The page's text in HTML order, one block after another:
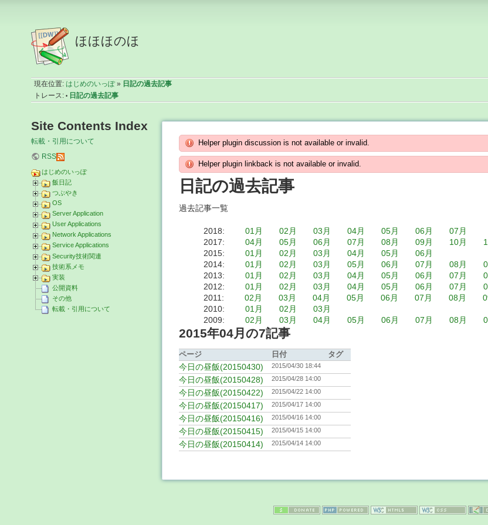
ほほほのほ
現在位置: はじめのいっぽ» 日記の過去記事
トレース: • 日記の過去記事
Site Contents Index
転載・引用について
RSS
はじめのいっぽ
飯日記
つぶやき
OS
Server Application
User Applications
Network Applications
Service Applications
Security技術関連
技術系メモ
実装
公開資料
その他
転載・引用について
Helper plugin discussion is not available or invalid.
Helper plugin linkback is not available or invalid.
日記の過去記事
過去記事一覧
2018: 01月 02月 03月 04月 05月 06月
07月
2017: 04月 05月 06月 07月 08月 09月 10月
2015: 01月 02月 03月 04月 05月
06月
2014: 01月 02月 03月 05月 06月 07月 08月
2013: 01月 02月 03月 04月 05月 06月 07月
2012: 01月 02月 03月 04月 05月 06月 07月
2011 : 02月 03月 04月 05月 06月 07月 08月
2010: 01月 02月
03月
2009: 02月 03月 04月 05月 06月 07月 08月
2015年04月の7記事
ページ 日付 タグ
今日の昼飯(20150430) 2015/04/30 18:44
今日の昼飯(20150428) 2015/04/28 14:00
今日の昼飯(20150422) 2015/04/22 14:00
今日の昼飯(20150417) 2015/04/17 14:00
今日の昼飯(20150416) 2015/04/16 14:00
今日の昼飯(20150415) 2015/04/15 14:00
今日の昼飯(20150414) 2015/04/14 14:00